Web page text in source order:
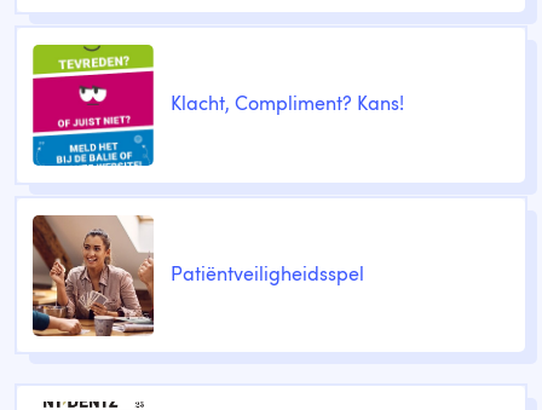
Klacht, Compliment? Kans!
Patiëntveiligheidsspel